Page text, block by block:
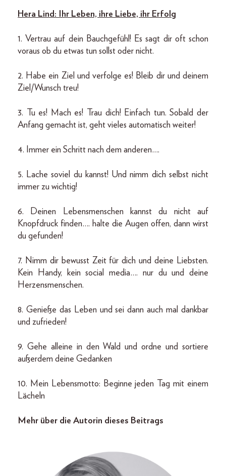
Hera Lind: Ihr Leben, ihre Liebe, ihr Erfolg
1. Vertrau auf dein Bauchgefühl! Es sagt dir oft schon
voraus ob du etwas tun sollst oder nicht.
2. Habe ein Ziel und verfolge es! Bleib dir und deinem
Ziel/Wunsch treu!
3. Tu es! Mach es! Trau dich! Einfach tun. Sobald der
Anfang gemacht ist, geht vieles automatisch weiter!
4. Immer ein Schritt nach dem anderen….
5. Lache soviel du kannst! Und nimm dich selbst nicht
immer zu wichtig!
6. Deinen Lebensmenschen kannst du nicht auf
Knopfdruck finden…. halte die Augen offen, dann wirst
du gefunden!
7. Nimm dir bewusst Zeit für dich und deine Liebsten.
Kein Handy, kein social media…. nur du und deine
Herzensmenschen.
8. Genieße das Leben und sei dann auch mal dankbar
und zufrieden!
9. Gehe alleine in den Wald und ordne und sortiere
außerdem deine Gedanken
10. Mein Lebensmotto: Beginne jeden Tag mit einem
Lächeln
Mehr über die Autorin dieses Beitrags